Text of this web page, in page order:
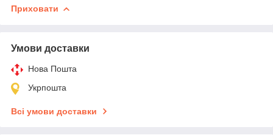
Приховати
Умови доставки
Нова Пошта
Укрпошта
Всі умови доставки